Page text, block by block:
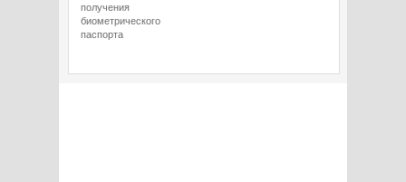
получения
биометрического
паспорта